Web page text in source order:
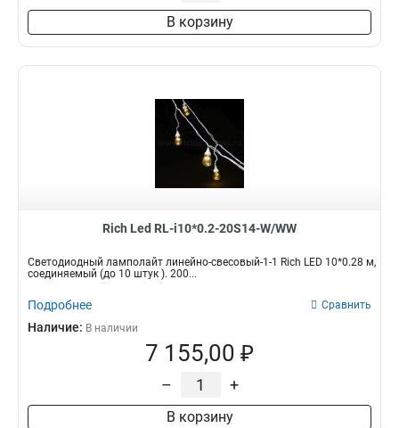
В корзину
Rich Led RL-i10*0.2-20S14-W/WW
Светодиодный ламполайт линейно-свесовый-1-1 Rich LED 10*0.28 м,
соединяемый (до 10 штук ). 200...
Подробнее Сравнить
Наличие: В наличии
7 155,00 ₽
– +
В корзину